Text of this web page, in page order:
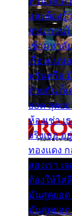
และต้องรู้
ยวน กวน
เข้ามหาลั
เรื่องแน่น
พรั่นพรือ
ด้วยกัน ก็
ยอด สุดย
ห้องเช่า เ
จริงเธอ อ
ทองแดง
สองเรา เ
ต้องให้ใส่
มันสุดยอ
มันสุดยอ